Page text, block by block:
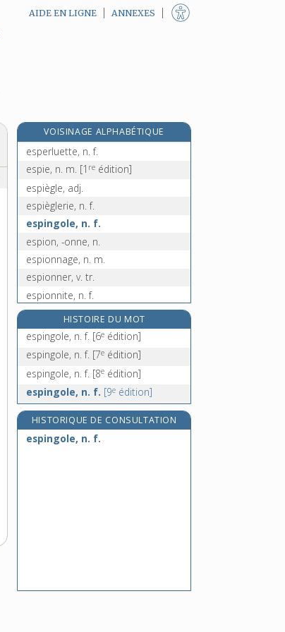
AIDE EN LIGNE ANNEXES
VOISINAGE ALPHABÉTIQUE
esperlucat, ate, adj.[1reédition]
esperluette, n. f.
espie, n. m. [1 re édition]
espiègle, adj.
espièglerie, n. f.
espingole, n. f.
espion, -onne, n.
espionnage, n. m.
espionner, v. tr.
espionnite, n. f.
esplanade, n. f.
espoir, n. m.
esponton, n. m.
espringale, n. f. [7 édition]
esprit, n. m.
HISTOIRE DU MOT
espingole, n. f. [6e édition]
espingole, n. f. [7e édition]
espingole, n. f. [8e édition]
espingole, n. f. [9e édition]
HISTORIQUE DE CONSULTATION
espingole, n. f.